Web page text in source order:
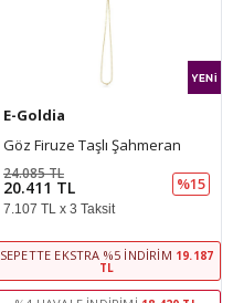
E-Goldia
Göz Firuze Taşlı Şahmeran
20.411 TL
24.085 TL
%15
7.107 TL x 3 Taksit
SEPETTE EKSTRA %5 İNDIRIM 19.187
TL